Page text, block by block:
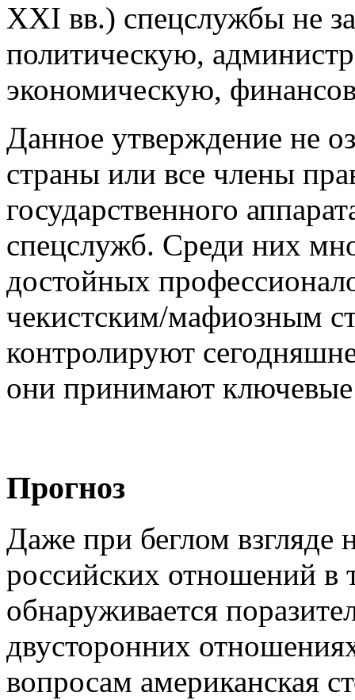
XXI вв.) спецслужбы не
политическую,
экономическую,
Данное утверждение не
страны или все члены
государственного
спецслужб. Среди них
достойных
чекистским/мафиозным
контролируют
они принимают
Прогноз
Даже при беглом
российских отношений в
обнаруживается
двусторонних
вопросам американская